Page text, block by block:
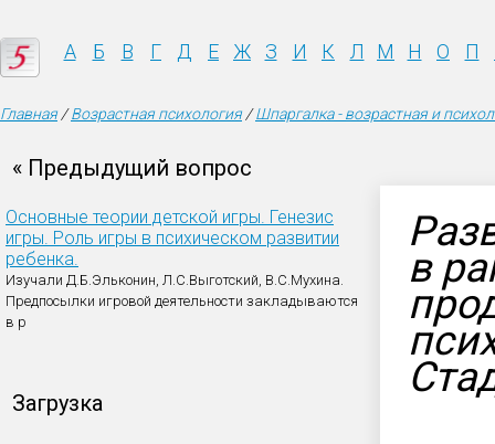
А Б В Г Д Е Ж З И К Л М Н О П
Главная/Возрастная психология/Шпаргалка - возрастная и
« Предыдущий вопрос
Основные теории детской игры. Генезис
игры. Роль игры в психическом развитии
ребенка.
Изучали Д.Б.Эльконин, Л.С.Выготский, В.С.Мухина.
Предпосылки игровой деятельности закладываются
в р
Загрузка
в